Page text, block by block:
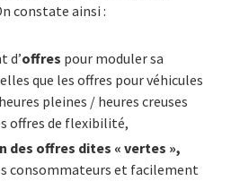
constate ainsi :
d’offres pour moduler sa
que les offres pour véhicules
pleines / heures creuses
offres de flexibilité,
des offres dites « vertes »,
consommateurs et facilement